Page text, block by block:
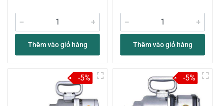
Thêm vào giỏ hàng Thêm vào giỏ hàng
-5% -5%